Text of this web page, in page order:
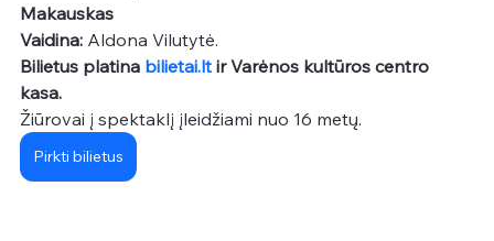
Makauskas
Vaidina: Aldona Vilutytė.
Bilietus platina bilietai.lt ir Varėnos kultūros centro
kasa.
Žiūrovai į spektaklį įleidžiami nuo 16 metų.
Pirkti bilietus